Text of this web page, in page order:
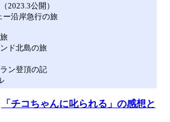
2023.3公開）
ー沿岸急行の旅
ド北島の旅
ン登頂の記
「チコちゃんに叱られる」の感想と